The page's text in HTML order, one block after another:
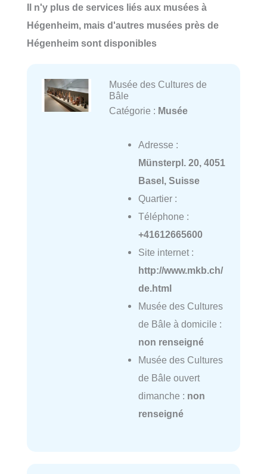
Il n'y plus de services liés aux musées à
Hégenheim, mais d'autres musées près de
Hégenheim sont disponibles
Musée des Cultures de
Bâle
Catégorie : Musée
Adresse :
Münsterpl. 20, 4051
Basel, Suisse
Quartier :
Téléphone :
+41612665600
Site internet :
http://www.mkb.ch/
de.html
Musée des Cultures
de Bâle à domicile :
non renseigné
Musée des Cultures
de Bâle ouvert
dimanche : non
renseigné